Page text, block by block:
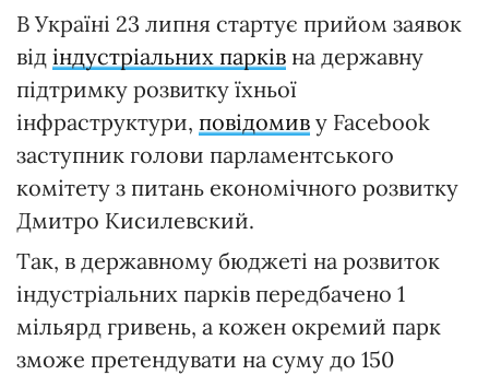
В Україні 23 липня стартує прийом заявок
від індустріальних парків на державну
підтримку розвитку їхньої
інфраструктури, повідомив у Facebook
заступник голови парламентського
комітету з питань економічного розвитку
Дмитро Кисилевский.
Так, в державному бюджеті на розвиток
індустріальних парків передбачено 1
мільярд гривень, а кожен окремий парк
зможе претендувати на суму до 150